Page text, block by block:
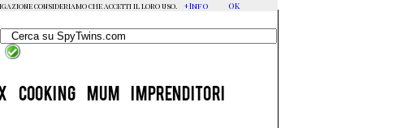
COOKING MUM IMPRENDITORI
consideriamo che accetti il loro uso. +Info OK